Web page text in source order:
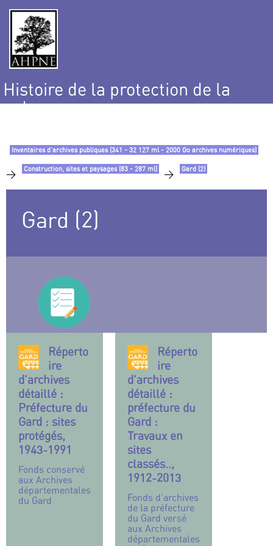
Histoire de la protection de la
nature
Inventaires d’archives publiques (341 - 32 127 ml - 2000 Go archives numériques)
> Construction, sites et paysages (83 - 287 ml) > Gard (2)
Gard (2)
Réperto
ire
d’archives
détaillé :
Préfecture du
Gard : sites
protégés,
1943-1991
Fonds conservé
aux Archives
départementales
du Gard
Réperto
ire
d’archives
détaillé :
préfecture du
Gard :
Travaux en
sites
classés..,
1912-2013
Fonds d’archives
de la préfecture
du Gard versé
aux Archives
départementales